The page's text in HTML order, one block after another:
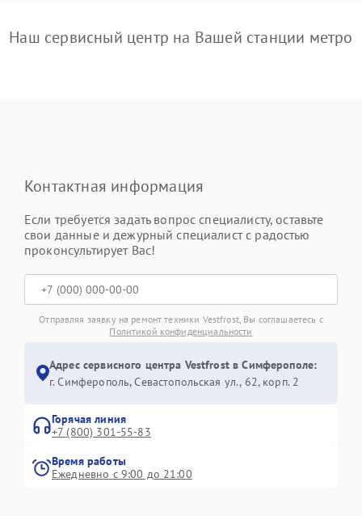
Наш сервисный центр на Вашей станции метро
Контактная информация
Если требуется задать вопрос специалисту, оставьте
свои данные и дежурный специалист с радостью
проконсультирует Вас!
Отправляя заявку на ремонт техники Vestfrost, Вы соглашаетесь с
Политикой конфиденциальности
Адрес сервисного центра Vestfrost в Симферополе:
г. Симферополь, Севастопольская ул., 62, корп. 2
Горячая линия
+7 (800) 301-55-83
Время работы
Ежедневно с 9:00 до 21:00